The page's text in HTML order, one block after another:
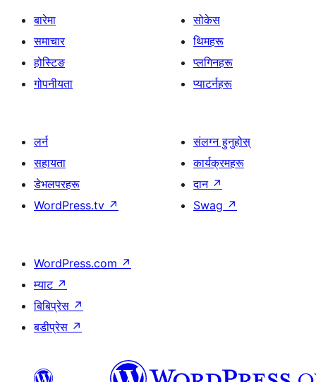
बारेमा
समाचार
होस्टिङ
गोपनीयता
सोकेस
थिमहरू
प्लगिनहरू
प्याटर्नहरू
लर्न
सहायता
डेभलपरहरू
WordPress.tv ↗
संलग्न हुनुहोस्
कार्यक्रमहरू
दान ↗
Swag ↗
WordPress.com ↗
म्याट ↗
बिबिप्रेस ↗
बडीप्रेस ↗